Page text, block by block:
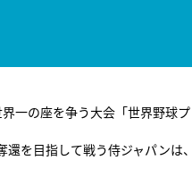
一の座を争う大会「世界野球プ
還を目指して戦う侍ジャパン